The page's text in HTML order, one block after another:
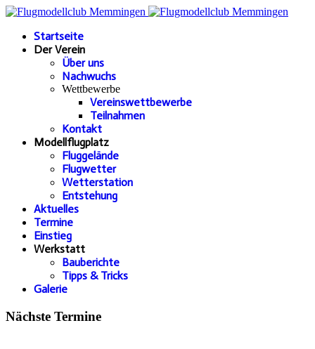
Startseite
Der Verein
Über uns
Nachwuchs
Wettbewerbe
Vereinswettbewerbe
Teilnahmen
Kontakt
Modellflugplatz
Fluggelände
Flugwetter
Wetterstation
Entstehung
Aktuelles
Termine
Einstieg
Werkstatt
Bauberichte
Tipps & Tricks
Galerie
Nächste Termine